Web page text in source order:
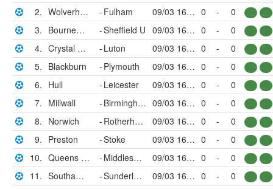
2.
Wolverhampton -Fulham 09/03 16:00 0 -
0
3.
Bournemouth -Sheffield U 09/03 16:00 0 -
0
4.
Crystal Palace -Luton 09/03 16:00 0 -
0
5. Blackburn -Plymouth 09/03 16:00 0 -
0
6. Hull -Leicester 09/03 16:00 0 -
0
7. Millwall - Birmingham 09/03 16:00 0 -
0
8. Norwich - Rotherham 09/03 16:00 0 -
0
9. Preston -Stoke 09/03 16:00 0 -
0
10.
Queens Park Rangers - Middlesbrough 09/03 16:00 0 -
0
11.
Southampton - Sunderland 09/03 16:00 0 -
0